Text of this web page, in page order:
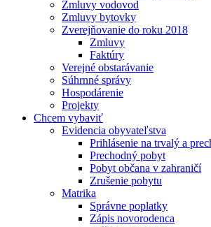
Zmluvy vodovod
Zmluvy bytovky
Zverejňovanie do roku 2018
Zmluvy
Faktúry
Verejné obstarávanie
Súhrnné správy
Hospodárenie
Projekty
Chcem vybaviť
Evidencia obyvateľstva
Prihlásenie na trvalý a
Prechodný pobyt
Pobyt občana v zahraničí
Zrušenie pobytu
Matrika
Správne poplatky
Zápis novorodenca